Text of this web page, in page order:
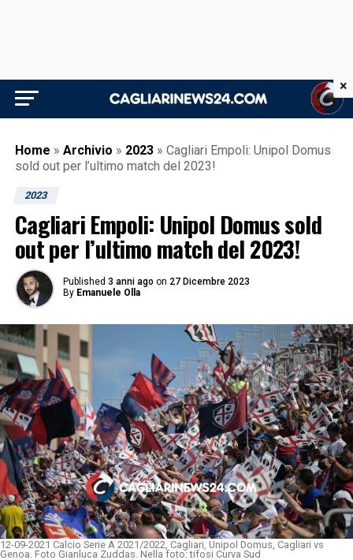
Home » Archivio » 2023 » Cagliari Empoli: Unipol Domus
sold out per l’ultimo match del 2023!
2023
Cagliari Empoli: Unipol Domus sold
out per l’ultimo match del 2023!
Published 3 anni ago on 27 Dicembre 2023
By Emanuele Olla
12-09-2021 Calcio Serie A 2021/2022, Cagliari, Unipol Domus, Cagliari vs
Genoa. Foto Gianluca Zuddas. Nella foto: tifosi Curva Sud
×